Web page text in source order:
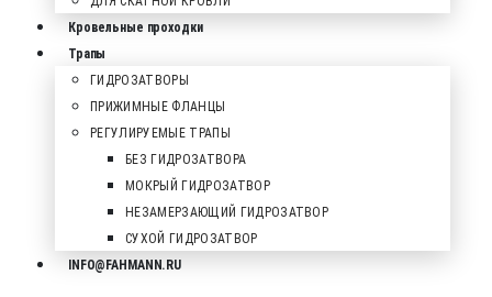
Кровельные проходки
Трапы
ГИДРОЗАТВОРЫ
ПРИЖИМНЫЕ ФЛАНЦЫ
РЕГУЛИРУЕМЫЕ ТРАПЫ
БЕЗ ГИДРОЗАТВОРА
МОКРЫЙ ГИДРОЗАТВОР
НЕЗАМЕРЗАЮЩИЙ ГИДРОЗАТВОР
СУХОЙ ГИДРОЗАТВОР
INFO@FAHMANN.RU